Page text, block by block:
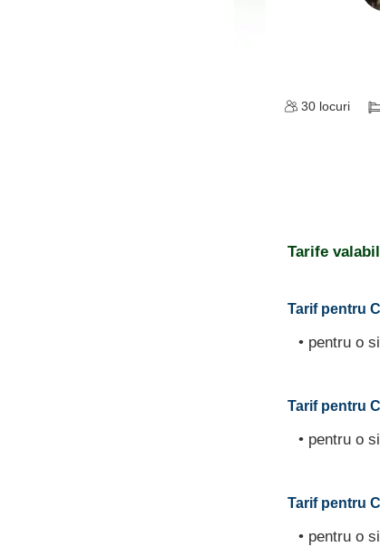
30 locuri
Tarife
Tarif pentru
• pentru o
Tarif pentru
• pentru o
Tarif pentru
• pentru o